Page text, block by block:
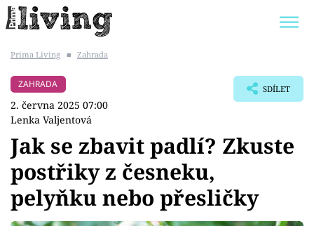
BYDLENÍ SLAVNÝCH
Témata
Bydlení
Prima Living ■ Zahrada
ZAHRADA
2. června 2025 07:00
Lenka Valjentová
SDÍLET
Jak se zbavit padlí? Zkuste
postřiky z česneku,
pelyňku nebo přesličky